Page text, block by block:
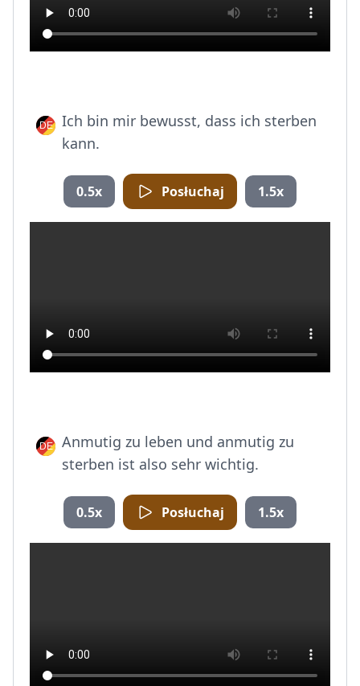
Ich bin mir bewusst, dass ich sterben
kann.
0.5x Posłuchaj 1.5x
Anmutig zu leben und anmutig zu
sterben ist also sehr wichtig.
0.5x Posłuchaj 1.5x